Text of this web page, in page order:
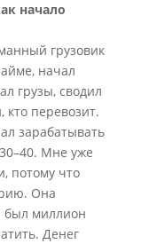
начало
грузовик
начал
грузы, сводил
кто перевозит.
зарабатывать
Мне уже
потому что
Она
был миллион
Денег